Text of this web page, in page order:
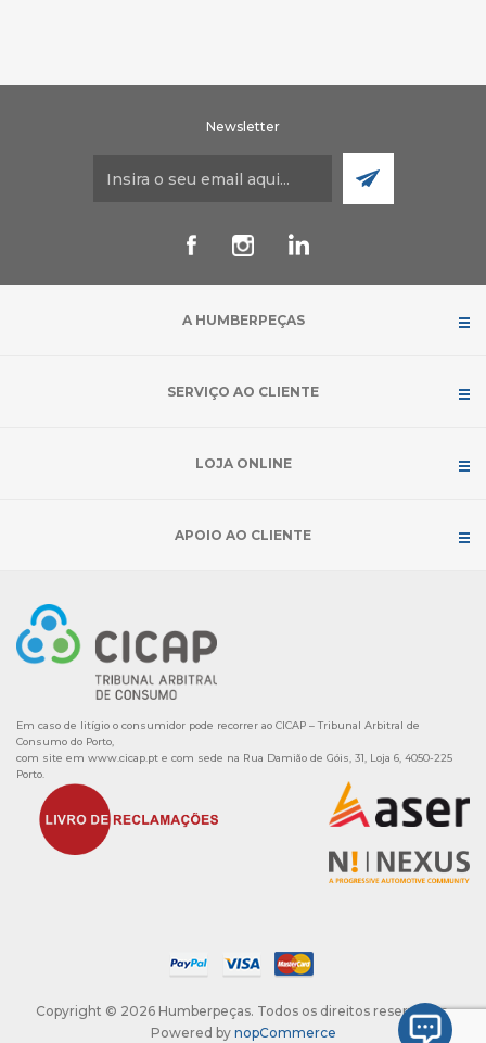
Newsletter
A HUMBERPEÇAS
SERVIÇO AO CLIENTE
LOJA ONLINE
APOIO AO CLIENTE
Em caso de litígio o consumidor pode recorrer ao CICAP – Tribunal Arbitral de
Consumo do Porto,
com site em www.cicap.pt e com sede na Rua Damião de Góis, 31, Loja 6, 4050-225
Porto.
Copyright © 2026 Humberpeças. Todos os direitos reservados.
Powered by nopCommerce